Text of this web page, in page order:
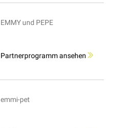
EMMY und PEPE
Partnerprogramm ansehen
emmi-pet